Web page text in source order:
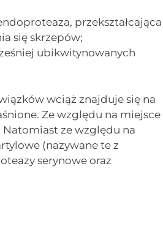
przekształcająca
się skrzepów;
ubikwitynowanych
wciąż znajduje się na
Ze względu na miejsce
ze względu na
(nazywane te z
serynowe oraz